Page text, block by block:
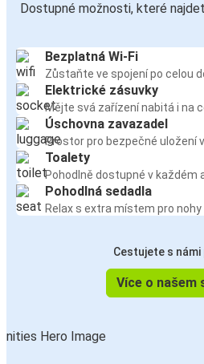
Dostupné možnosti, které
Bezplatná Wi-Fi
Zůstaňte ve spojení po celou
Elektrické zásuvky
Mějte svá zařízení nabitá i na
Úschovna zavazadel
Prostor pro bezpečné uložení
Toalety
Pohodlně dostupné v každém
Pohodlná sedadla
Relax s extra místem pro
Cestujete s námi
Více o našem